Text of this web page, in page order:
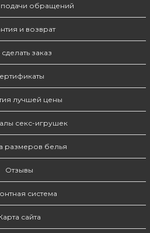
обращений
и возврат
сделать заказ
лучшей цены
секс-игрушек
размеров белья
Отзывы
система
сайта